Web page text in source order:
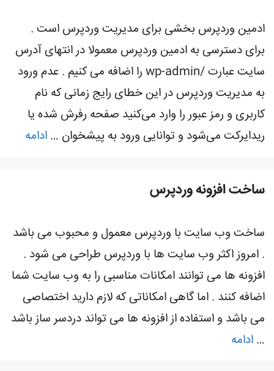
ادمین وردپرس بخشی برای مدیریت وردپرس است .
برای دسترسی به ادمین وردپرس معمولا در انتهای آدرس
سایت عبارت /wp-admin را اضافه می کنیم . عدم ورود
به مدیریت وردپرس در این خطای رایج زمانی که نام
کاربری و رمز عبور را وارد می‌کنید صفحه رفرش شده یا
ریدایرکت می‌شود و توانایی ورود به پیشخوان … ادامه
ساخت افزونه وردپرس
ساخت وب سایت با وردپرس معمول و محبوب می باشد
. امروز اکثر وب سایت ها با وردپرس طراحی می شود .
افزونه ها می توانند امکانات مناسبی را به وب سایت شما
اضافه کنند . اما گاهی امکاناتی که لازم دارید اختصاصی
می باشد و استفاده از افزونه ها می تواند دردسر ساز باشد
… ادامه